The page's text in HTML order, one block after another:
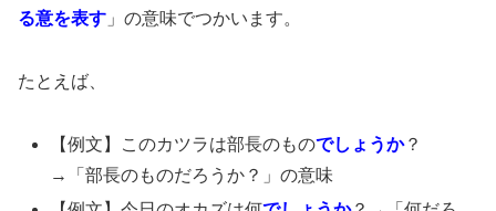
る意を表す 」の意味でつかいます。
たとえば、
【例文】このカツラは部長のものでしょうか？
→「部長のものだろうか？」の意味